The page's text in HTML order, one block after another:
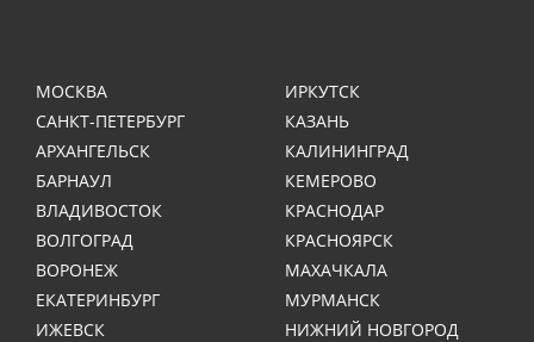
МОСКВА
САНКТ-ПЕТЕРБУРГ
АРХАНГЕЛЬСК
БАРНАУЛ
ВЛАДИВОСТОК
ВОЛГОГРАД
ВОРОНЕЖ
ЕКАТЕРИНБУРГ
ИЖЕВСК
ИРКУТСК
КАЗАНЬ
КАЛИНИНГРАД
КЕМЕРОВО
КРАСНОДАР
КРАСНОЯРСК
МАХАЧКАЛА
МУРМАНСК
НИЖНИЙ НОВГОРОД